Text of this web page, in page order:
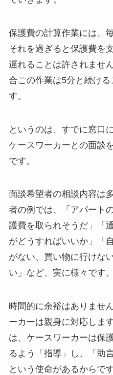
保護費の計算作業には、
それを過ぎると保護費を
遅れることは許されませ
合この作業は5分と続け
す。
というのは、すでに窓口
ケースワーカーとの面談
です。
面談希望者の相談内容は
者の例では、「アパート
護費を取られそうだ」「
がどうすればいいか」「
がない、買い物に行けな
い」など、実に様々です。
時間的に余裕はありませ
ーカーは親身に対応しま
は、ケースワーカーは保
るよう「指導」し、「助
という使命があるからです